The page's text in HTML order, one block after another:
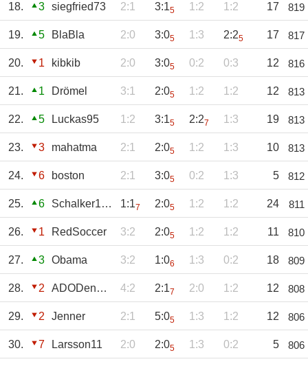
18. 3 siegfried73 2:1 3:15 1:2 1:2 17 819
19. 5 BlaBla 2:0 3:05 1:3 2:25 17 817
20. 1 kibkib 2:0 3:05 0:2 0:3 12 816
21. 1 Drömel 3:1 2:05 1:2 1:2 12 813
22. 5 Luckas95 1:2 3:15 2:27 1:3 19 813
23. 3 mahatma 2:1 2:05 1:2 1:3 10 813
24. 6 boston 2:1 3:05 0:2 1:3 5 812
25. 6 Schalker1971 1:17 2:05 1:2 1:2 24 811
26. 1 RedSoccer 3:2 2:05 1:2 1:2 11 810
27. 3 Obama 3:2 1:06 1:3 0:2 18 809
28. 2 ADODenHans 4:2 2:17 2:0 1:2 12 808
29. 2 Jenner 2:1 5:05 1:3 1:2 12 806
30. 7 Larsson11 2:0 2:05 1:3 0:2 5 806